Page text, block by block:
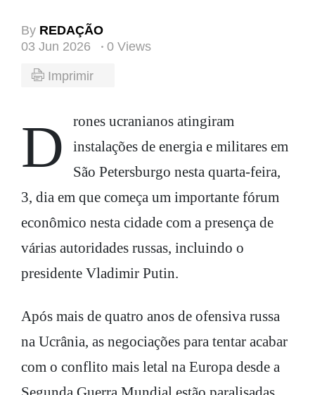
By REDAÇÃO
03 Jun 2026
0 Views
Imprimir
Drones ucranianos atingiram
instalações de energia e militares em
São Petersburgo nesta quarta-feira,
3, dia em que começa um importante fórum
econômico nesta cidade com a presença de
várias autoridades russas, incluindo o
presidente Vladimir Putin.
Após mais de quatro anos de ofensiva russa
na Ucrânia, as negociações para tentar acabar
com o conflito mais letal na Europa desde a